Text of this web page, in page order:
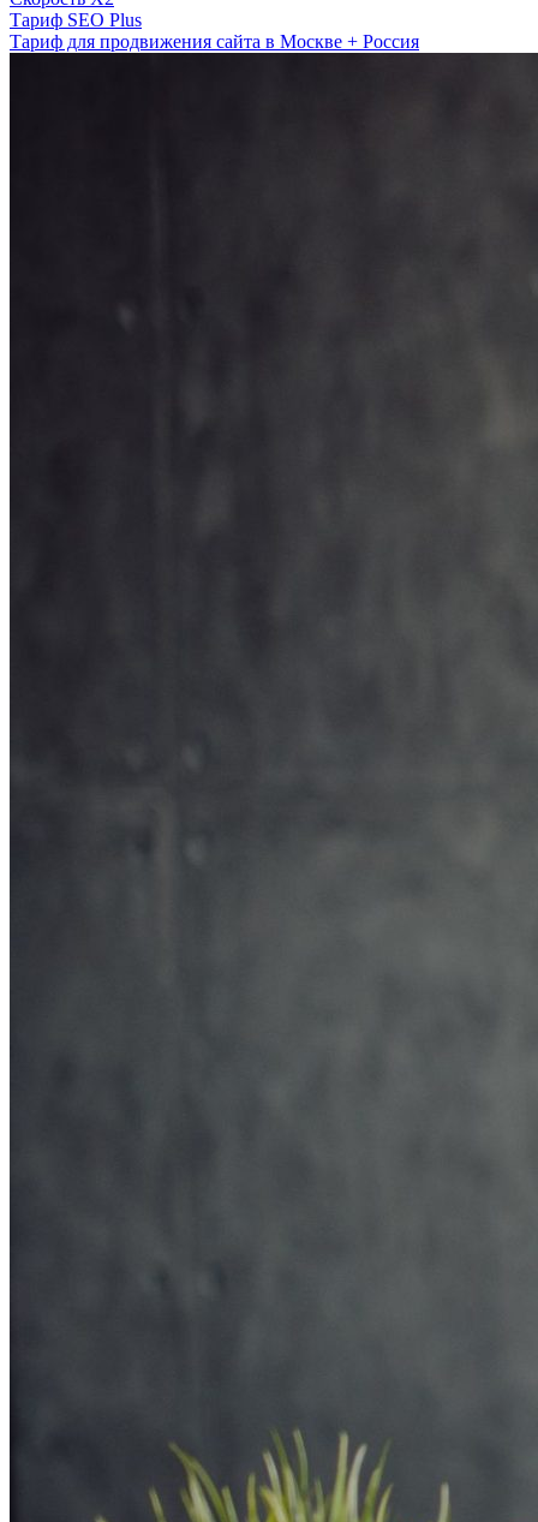
Тариф SEO Plus
Тариф для продвижения сайта в Москве + Россия